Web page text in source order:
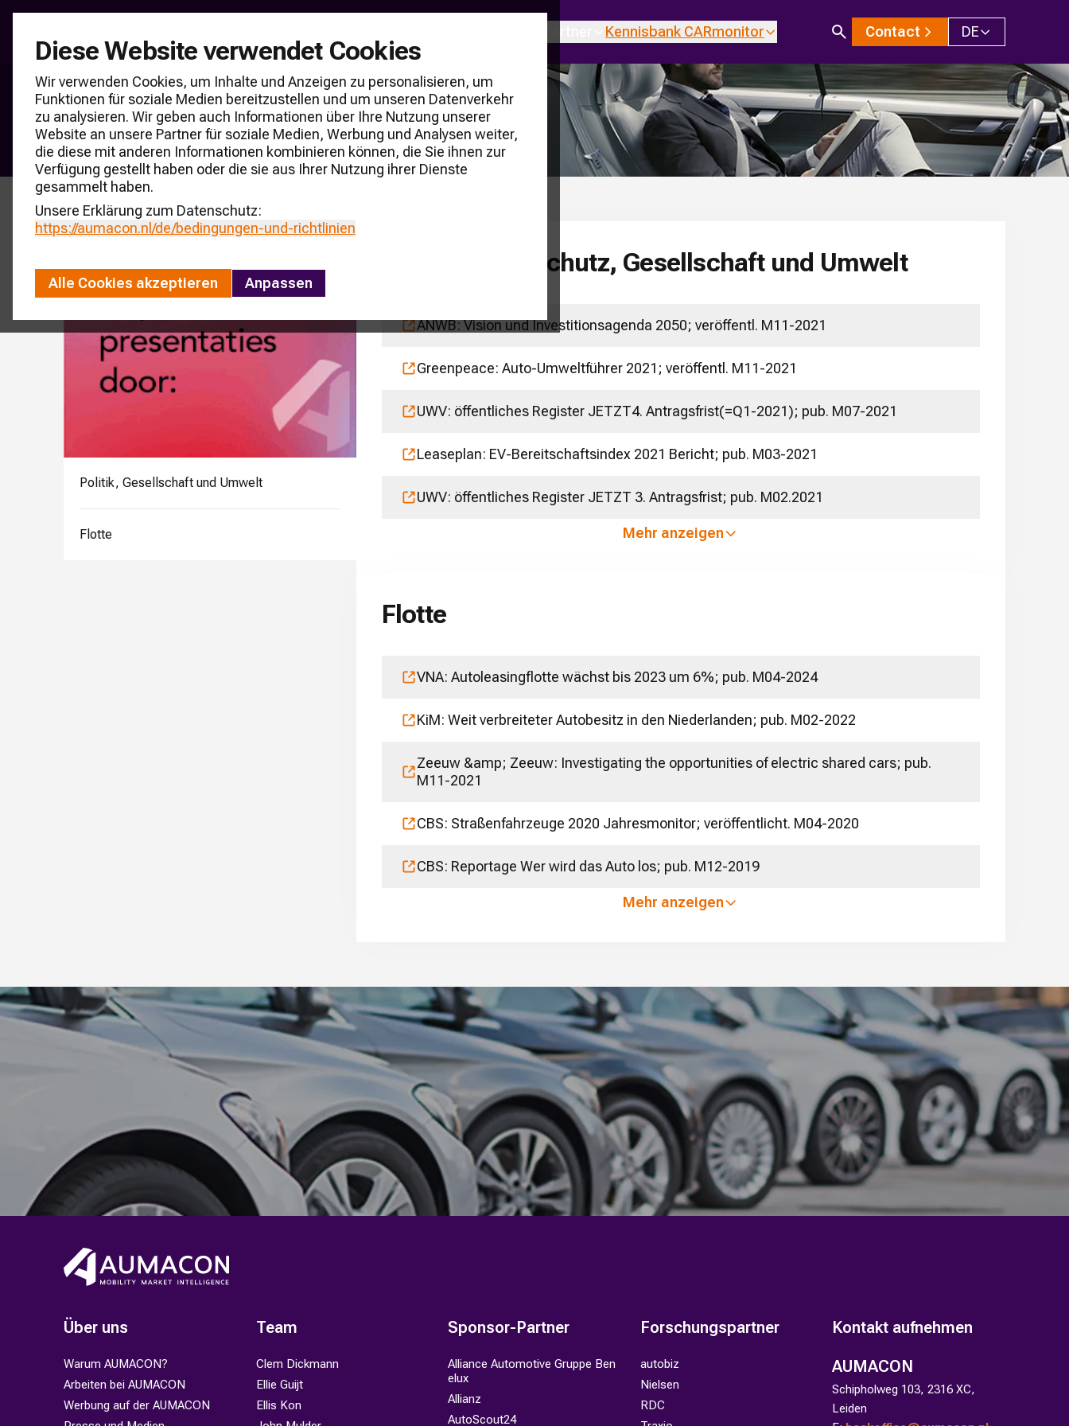
Diese Website verwendet Cookies
Wir verwenden Cookies, um Inhalte und Anzeigen zu personalisieren, um
Funktionen für soziale Medien bereitzustellen und um unseren Datenverkehr
zu analysieren. Wir geben auch Informationen über Ihre Nutzung unserer
Website an unsere Partner für soziale Medien, Werbung und Analysen weiter,
die diese mit anderen Informationen kombinieren können, die Sie ihnen zur
Verfügung gestellt haben oder die sie aus Ihrer Nutzung ihrer Dienste
gesammelt haben.
Unsere Erklärung zum Datenschutz:
https://aumacon.nl /de/bedingungen-und-richtlinien
Alle Cookies akzeptieren Anpassen
Kennisbank CARmonitor Contact DE
Autonutzung
Politik, Gesellschaft und Umwelt
Flotte
Politik, Datenschutz, Gesellschaft und Umwelt
ANWB: Vision und Investitionsagenda 2050; veröffentl. M11-2021
Greenpeace: Auto-Umweltführer 2021; veröffentl. M11-2021
UWV: öffentliches Register JETZT4. Antragsfrist(=Q1-2021); pub. M07-2021
Leaseplan: EV-Bereitschaftsindex 2021 Bericht; pub. M03-2021
UWV: öffentliches Register JETZT 3. Antragsfrist; pub. M02.2021
Mehr anzeigen
Flotte
VNA: Autoleasingflotte wächst bis 2023 um 6%; pub. M04-2024
KiM: Weit verbreiteter Autobesitz in den Niederlanden; pub. M02-2022
Zeeuw &amp; Zeeuw: Investigating the opportunities of electric shared cars; pub.
M11-2021
CBS: Straßenfahrzeuge 2020 Jahresmonitor; veröffentlicht. M04-2020
CBS: Reportage Wer wird das Auto los; pub. M12-2019
Mehr anzeigen
Über uns
Warum AUMACON?
Arbeiten bei AUMACON
Werbung auf der AUMACON
Team
Clem Dickmann
Ellie Guijt
Ellis Kon
Sponsor-Partner
Alliance Automotive Gruppe Ben
elux
Allianz
AutoScout24
Forschungspartner
autobiz
Nielsen
RDC
Kontakt aufnehmen
AUMACON
Schipholweg 103, 2316 XC,
Leiden